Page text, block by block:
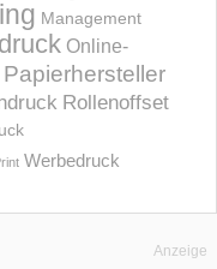
Management
Online-
Papierhersteller
Rollenoffset
Werbedruck
Anzeige